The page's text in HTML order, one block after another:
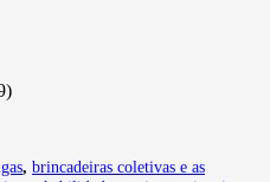
, brincadeiras coletivas e as